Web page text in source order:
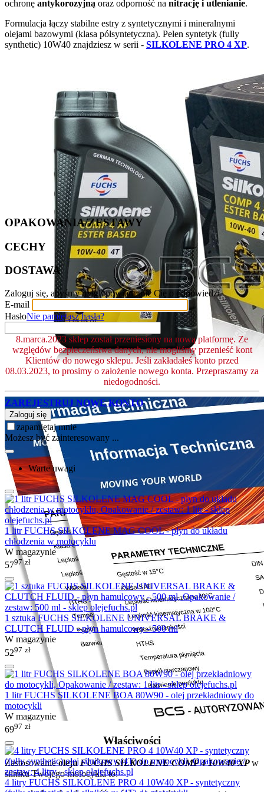
ochronę antykorozyjną oraz odporność na nitrację i utlenianie.
Formulacja łączy stabilne estry z syntetycznymi i mineralnymi
olejami bazowymi (klasa półsyntetyczna). Pełen syntetyk (fully
synthetic) 10W40 znajdziesz w serii - SILKOLENE PRO 4 XP.
Właściwości
ZastosowanieolejuFUCHS SILKOLENE COMP 4 10W40 XPw
silniku Twojego motocykla to:
OPAKOWANIA/ZESTAWY
CECHY
DOSTAWA
Zaloguj się, abyśmy mogli powiadomić Cię o odpowiedzi
E-mail
HasłoNie pamiętasz hasła?
8.marca.2023 sklep został przeniesiony na nową platformę. Ze
względów bezpieczeństwa danych, nie mogliśmy przenieść kont
Klientów do nowego sklepu. Jeśli zakładałeś konto przed
08.03.2023, to prosimy o założenie nowego konta. Przepraszamy za
niedogodności.
ZAREJESTRUJ NOWE KONTO
Zaloguj się
zapamiętaj mnie
Możesz być zainteresowany ...
Warte uwagi
1 litr FUCHS SILKOLENE MAG COOL - płyn do układu
chłodzenia w motocyklu
W magazynie
5797 zł
1 sztuka FUCHS SILKOLENE UNIVERSAL BRAKE &
CLUTCH FLUID - płyn hamulcowy - 500 ml
W magazynie
5297 zł
1 litr FUCHS SILKOLENE BOA 80W90 - olej przekładniowy do
motocykli
W magazynie
6997 zł
4 litry FUCHS SILKOLENE PRO 4 10W40 XP - syntetyczny